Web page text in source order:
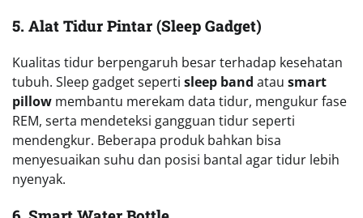
5. Alat Tidur Pintar (Sleep Gadget)
Kualitas tidur berpengaruh besar terhadap kesehatan
tubuh. Sleep gadget seperti sleep band atau smart
pillow membantu merekam data tidur, mengukur fase
REM, serta mendeteksi gangguan tidur seperti
mendengkur. Beberapa produk bahkan bisa
menyesuaikan suhu dan posisi bantal agar tidur lebih
nyenyak.